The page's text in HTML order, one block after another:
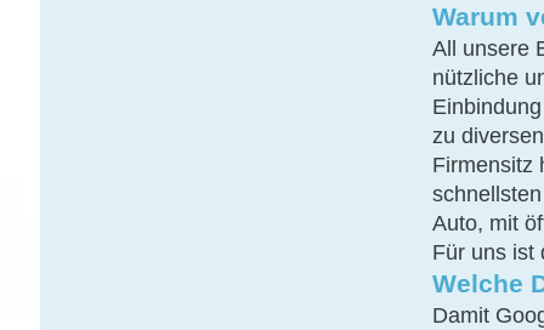
Warum
All unsere
nützliche
zu
Firmensitz
Auto, mit
Für uns ist
Welche
Damit